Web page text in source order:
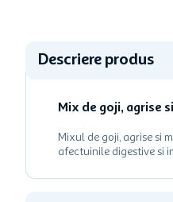
Descriere produs
Mix de goji, agrise
Mixul de goji, agrise si
afectuinile digestive si